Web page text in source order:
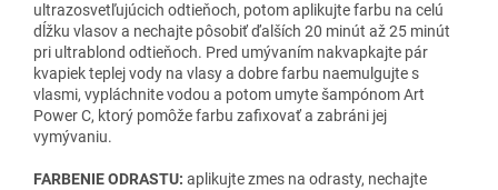
ultrazosvetľujúcich odtieňoch, potom aplikujte farbu na celú
dĺžku vlasov a nechajte pôsobiť ďalších 20 minút až 25 minút
pri ultrablond odtieňoch. Pred umývaním nakvapkajte pár
kvapiek teplej vody na vlasy a dobre farbu naemulgujte s
vlasmi, vypláchnite vodou a potom umyte šampónom Art
Power C, ktorý pomôže farbu zafixovať a zabráni jej
vymývaniu.
FARBENIE ODRASTU: aplikujte zmes na odrasty, nechajte